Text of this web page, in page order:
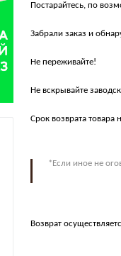
Постарайтесь, по
Забрали заказ и
Не переживайте!
Не вскрывайте
Срок возврата товара
*Если иное не
Возврат